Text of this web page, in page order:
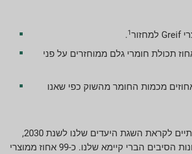
1
.
ממוצע של 60 אחוז תכולת חומרי גלם ממוחזרים על פני
בממוצע 80 אחוזים מכמות החומר מהשוק כפי שאנו
עשינו צעדים משמעותיים לקראת השגת היעדים שלנו לשנת 2030,
במיוחד בתחום פתרונות הסיבים הברי קיימא שלנו. כ-99 אחוז ממוצרי